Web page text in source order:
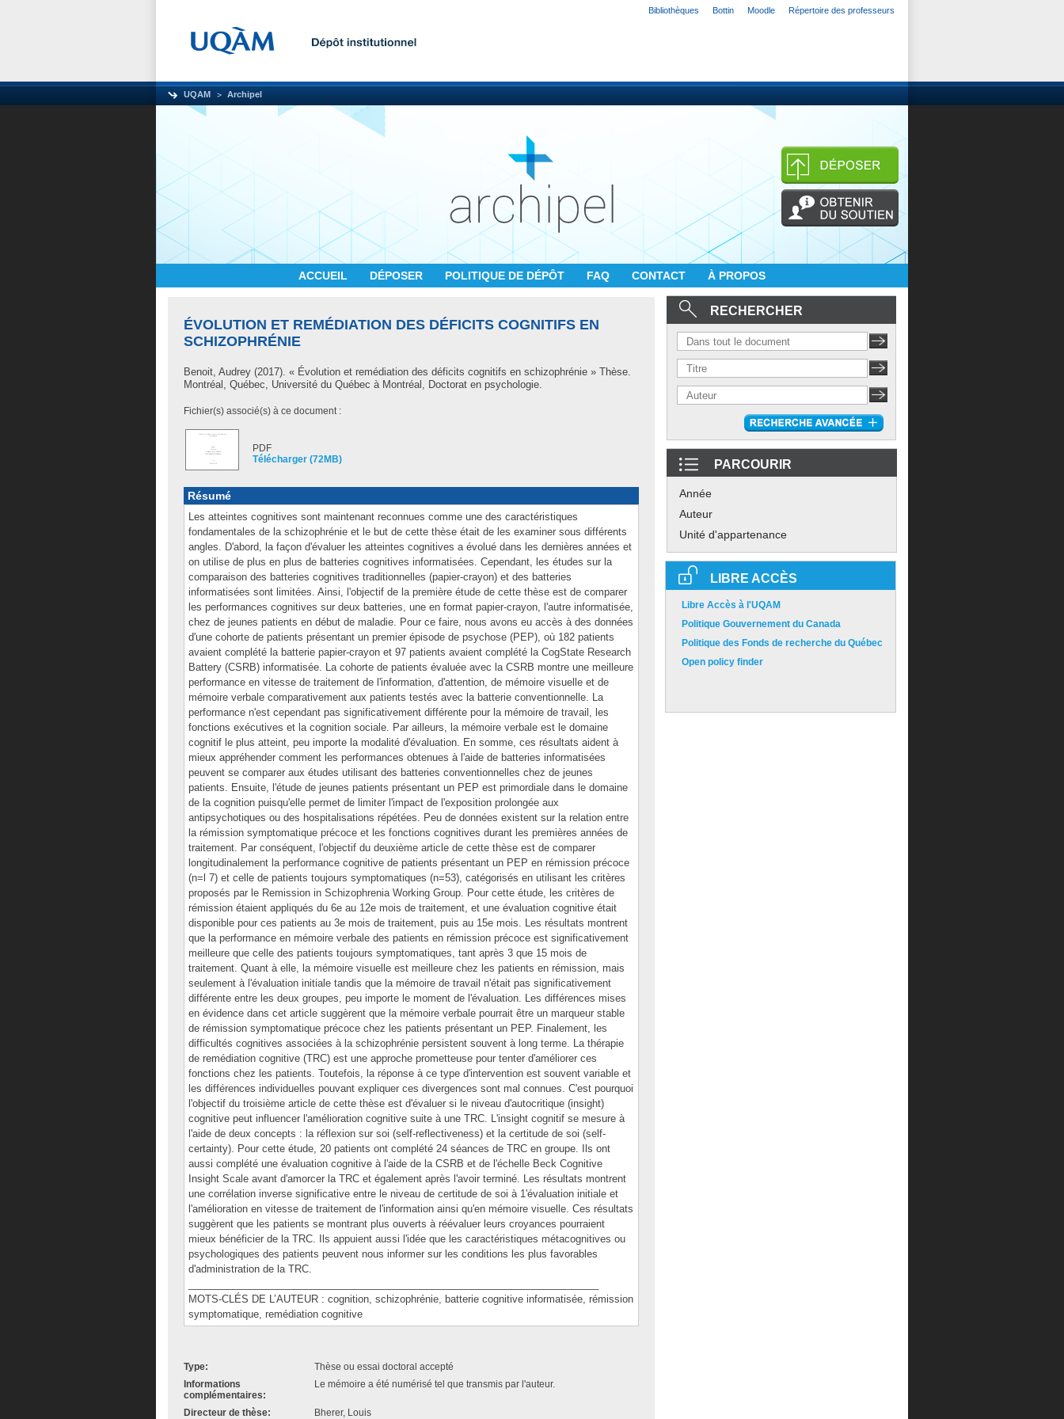
Bibliothèques Bottin Moodle Répertoire des professeurs
UQAM Archipel
ACCUEIL DÉPOSER POLITIQUE DE DÉPÔT FAQ CONTACT À PROPOS
ÉVOLUTION ET REMÉDIATION DES DÉFICITS COGNITIFS EN
SCHIZOPHRÉNIE
Benoit, Audrey (2017). « Évolution et remédiation des déficits cognitifs en schizophrénie » Thèse.
Montréal, Québec, Université du Québec à Montréal, Doctorat en psychologie.
Fichier(s) associé(s) à ce document :
PDF
Télécharger (72MB)
Résumé
Les atteintes cognitives sont maintenant reconnues comme une des caractéristiques
fondamentales de la schizophrénie et le but de cette thèse était de les examiner sous différents
angles. D'abord, la façon d'évaluer les atteintes cognitives a évolué dans les dernières années et
on utilise de plus en plus de batteries cognitives informatisées. Cependant, les études sur la
comparaison des batteries cognitives traditionnelles (papier-crayon) et des batteries
informatisées sont limitées. Ainsi, l'objectif de la première étude de cette thèse est de comparer
les performances cognitives sur deux batteries, une en format papier-crayon, l'autre informatisée,
chez de jeunes patients en début de maladie. Pour ce faire, nous avons eu accès à des données
d'une cohorte de patients présentant un premier épisode de psychose (PEP), où 182 patients
avaient complété la batterie papier-crayon et 97 patients avaient complété la CogState Research
Battery (CSRB) informatisée. La cohorte de patients évaluée avec la CSRB montre une meilleure
performance en vitesse de traitement de l'information, d'attention, de mémoire visuelle et de
mémoire verbale comparativement aux patients testés avec la batterie conventionnelle. La
performance n'est cependant pas significativement différente pour la mémoire de travail, les
fonctions exécutives et la cognition sociale. Par ailleurs, la mémoire verbale est le domaine
cognitif le plus atteint, peu importe la modalité d'évaluation. En somme, ces résultats aident à
mieux appréhender comment les performances obtenues à l'aide de batteries informatisées
peuvent se comparer aux études utilisant des batteries conventionnelles chez de jeunes
patients. Ensuite, l'étude de jeunes patients présentant un PEP est primordiale dans le domaine
de la cognition puisqu'elle permet de limiter l'impact de l'exposition prolongée aux
antipsychotiques ou des hospitalisations répétées. Peu de données existent sur la relation entre
la rémission symptomatique précoce et les fonctions cognitives durant les premières années de
traitement. Par conséquent, l'objectif du deuxième article de cette thèse est de comparer
longitudinalement la performance cognitive de patients présentant un PEP en rémission précoce
(n=l 7) et celle de patients toujours symptomatiques (n=53), catégorisés en utilisant les critères
proposés par le Remission in Schizophrenia Working Group. Pour cette étude, les critères de
rémission étaient appliqués du 6e au 12e mois de traitement, et une évaluation cognitive était
disponible pour ces patients au 3e mois de traitement, puis au 15e mois. Les résultats montrent
que la performance en mémoire verbale des patients en rémission précoce est significativement
meilleure que celle des patients toujours symptomatiques, tant après 3 que 15 mois de
traitement. Quant à elle, la mémoire visuelle est meilleure chez les patients en rémission, mais
seulement à l'évaluation initiale tandis que la mémoire de travail n'était pas significativement
différente entre les deux groupes, peu importe le moment de l'évaluation. Les différences mises
en évidence dans cet article suggèrent que la mémoire verbale pourrait être un marqueur stable
de rémission symptomatique précoce chez les patients présentant un PEP. Finalement, les
difficultés cognitives associées à la schizophrénie persistent souvent à long terme. La thérapie
de remédiation cognitive (TRC) est une approche prometteuse pour tenter d'améliorer ces
fonctions chez les patients. Toutefois, la réponse à ce type d'intervention est souvent variable et
les différences individuelles pouvant expliquer ces divergences sont mal connues. C'est pourquoi
l'objectif du troisième article de cette thèse est d'évaluer si le niveau d'autocritique (insight)
cognitive peut influencer l'amélioration cognitive suite à une TRC. L'insight cognitif se mesure à
l'aide de deux concepts : la réflexion sur soi (self-reflectiveness) et la certitude de soi (self-
certainty). Pour cette étude, 20 patients ont complété 24 séances de TRC en groupe. Ils ont
aussi complété une évaluation cognitive à l'aide de la CSRB et de l'échelle Beck Cognitive
Insight Scale avant d'amorcer la TRC et également après l'avoir terminé. Les résultats montrent
une corrélation inverse significative entre le niveau de certitude de soi à 1'évaluation initiale et
l'amélioration en vitesse de traitement de l'information ainsi qu'en mémoire visuelle. Ces résultats
suggèrent que les patients se montrant plus ouverts à réévaluer leurs croyances pourraient
mieux bénéficier de la TRC. Ils appuient aussi l'idée que les caractéristiques métacognitives ou
psychologiques des patients peuvent nous informer sur les conditions les plus favorables
d'administration de la TRC.
MOTS-CLÉS DE L’AUTEUR : cognition, schizophrénie, batterie cognitive informatisée, rémission
symptomatique, remédiation cognitive
Type:
Thèse ou essai doctoral accepté
Informations
complémentaires:
Le mémoire a été numérisé tel que transmis par l'auteur.
Directeur de thèse: Bherer, Louis
RECHERCHER
PARCOURIR
Année
Auteur
Unité d'appartenance
LIBRE ACCÈS
Libre Accès à l'UQAM
Politique Gouvernement du Canada
Politique des Fonds de recherche du Québec
Open policy finder